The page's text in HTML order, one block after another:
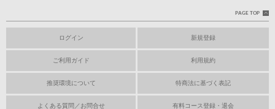
PAGE TOP
ログイン 新規登録
ご利用ガイド 利用規約
推奨環境について 特商法に基づく表記
よくある質問／お問合せ 有料コース登録・退会